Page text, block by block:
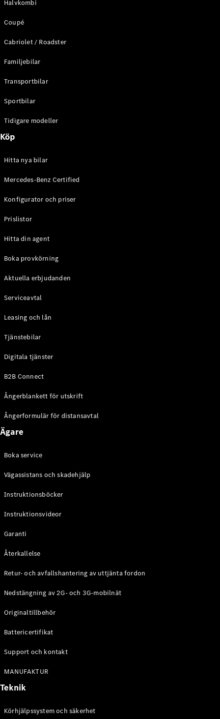
C-Klass
E-Klass
Kombi
E-Klass
Terrain
Konfigurator
Benz Online
A-Klass
Konfigurator
Mercedes-
Benz Online
Coupé
CLE Coupé
AMG GT
Mercedes-
Mercedes-
AMG GT
Coupé
Elektrisk
Konfigurator
Store
Cabriolet / Roadster
Cabriolet /
Mercedes-
Halvkombi
Coupé
Cabriolet / Roadster
Familjebilar
Transportbilar
Sportbilar
Tidigare modeller
Köp
Hitta nya bilar
Mercedes-Benz Certified
Konfigurator och priser
Prislistor
Hitta din agent
Boka provkörning
Aktuella erbjudanden
Serviceavtal
Leasing och lån
Tjänstebilar
Digitala tjänster
B2B Connect
Ångerblankett för utskrift
Ångerformulär för distansavtal
Ägare
Boka service
Vägassistans och skadehjälp
Instruktionsböcker
Instruktionsvideor
Garanti
Återkallelse
Retur- och avfallshantering av uttjänta fordon
Nedstängning av 2G- och 3G-mobilnät
Originaltillbehör
Battericertifikat
Support och kontakt
MANUFAKTUR
Teknik
Körhjälpssystem och säkerhet